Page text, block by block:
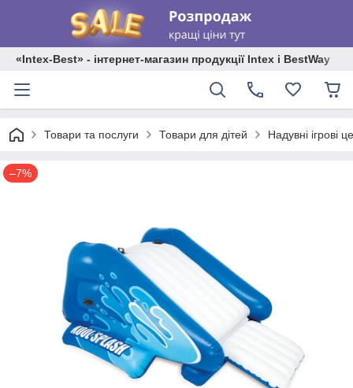
«Intex-Best» - інтернет-магазин продукції Intex і BestWay
Товари та послуги Товари для дітей Надувні ігрові
–7%